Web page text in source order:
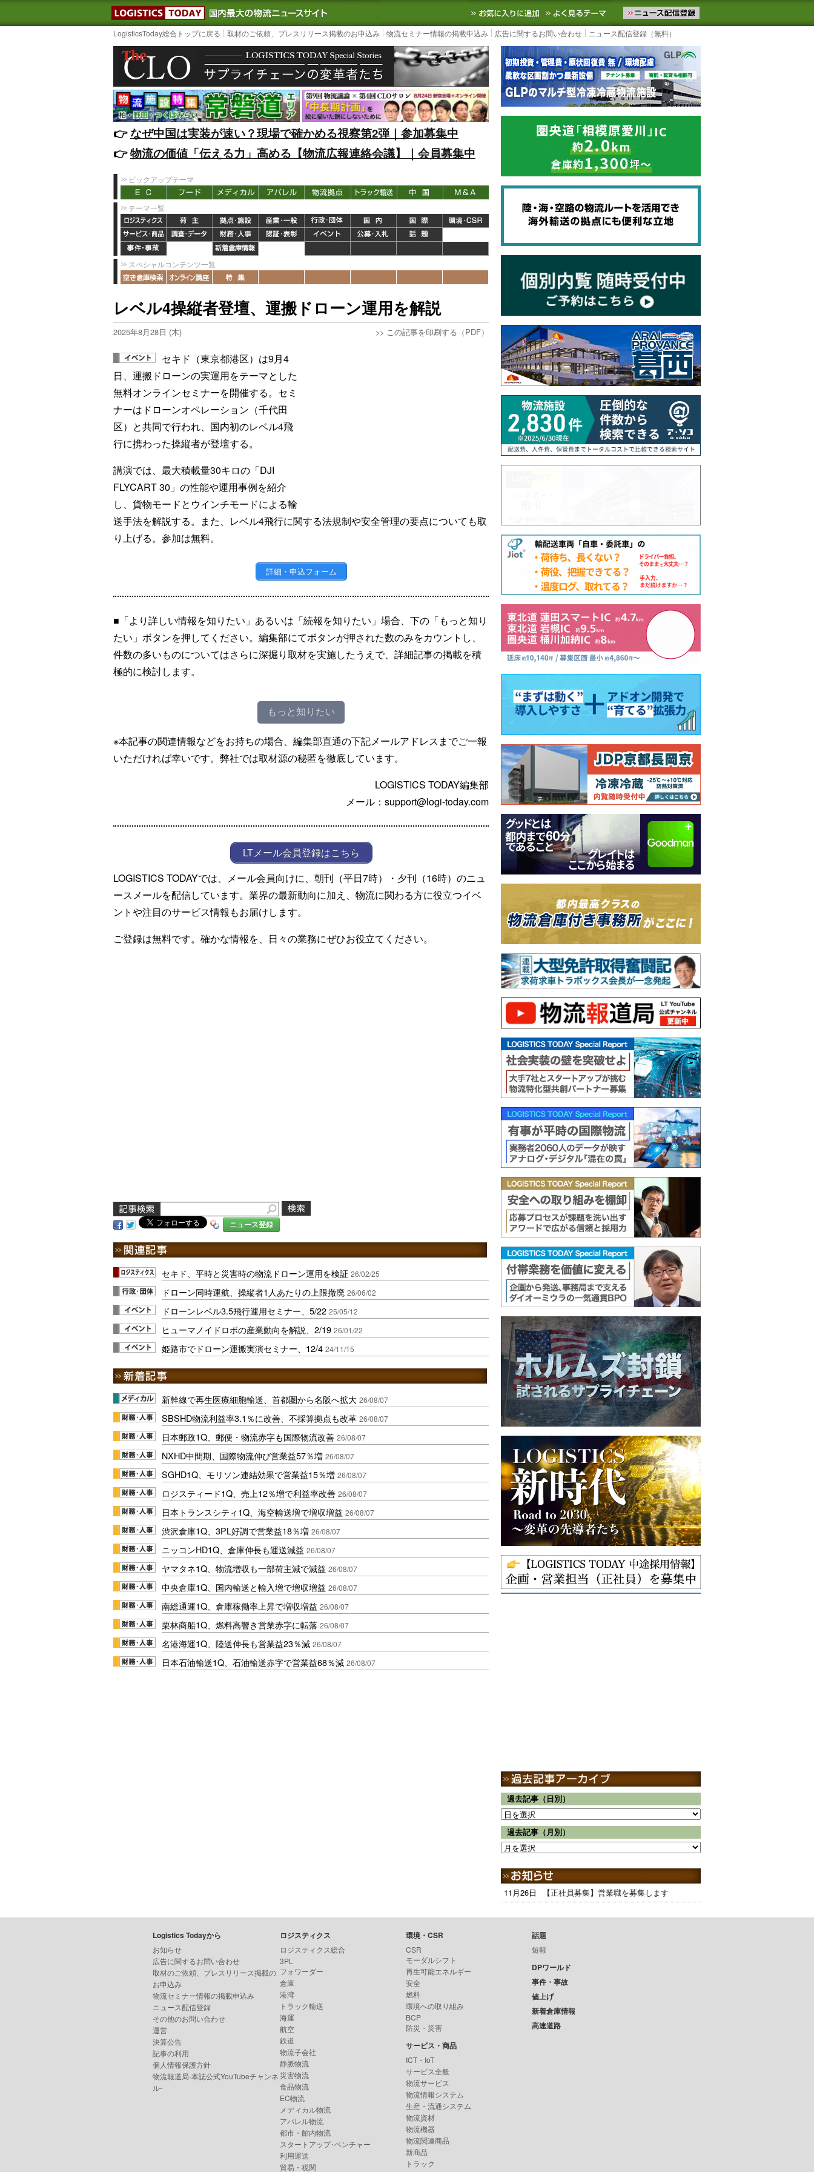
LOGISTICS TODAY｜国内最大の物流ニュースサイト3PL, SCMなど国内外の最新の物流ニュースをお届けします。物流ニュースメール配信を登録す
お気に入りに追加 よく見るテーマ
LogisticsToday総合トップに戻る 取材のご依頼、プレスリリース掲載のお申込み 物流セミナー情報の掲載申込み 広告に関するお問い合わせ ニュース配信登録（無料）
👉️なぜ中国は実装が速い？現場で確かめる視察第2弾｜参加募集中
👉️物流の価値「伝える力」高める【物流広報連絡会議】｜会員募集中
ピックアップテーマ
テーマ一覧
スペシャルコンテンツ一覧
レベル4操縦者登壇、運搬ドローン運用を解説
2025年8月28日 (木) >> この記事を印刷する（PDF）
セキド（東京都港区）は9月4
日、運搬ドローンの実運用をテーマとした
無料オンラインセミナーを開催する。セミ
ナーはドローンオペレーション（千代田
区）と共同で行われ、国内初のレベル4飛
行に携わった操縦者が登壇する。
講演では、最大積載量30キロの「DJI
FLYCART 30」の性能や運用事例を紹介
し、貨物モードとウインチモードによる輸
送手法を解説する。また、レベル4飛行に関する法規制や安全管理の要点についても取
り上げる。参加は無料。
詳細・申込フォーム
■「より詳しい情報を知りたい」あるいは「続報を知りたい」場合、下の「もっと知り
たい」ボタンを押してください。編集部にてボタンが押された数のみをカウントし、
件数の多いものについてはさらに深掘り取材を実施したうえで、詳細記事の掲載を積
極的に検討します。
もっと知りたい
※本記事の関連情報などをお持ちの場合、編集部直通の下記メールアドレスまでご一報
いただければ幸いです。弊社では取材源の秘匿を徹底しています。
LOGISTICS TODAY編集部
メール：support@logi-today.com
LTメール会員登録はこちら
LOGISTICS TODAYでは、メール会員向けに、朝刊（平日7時）・夕刊（16時）のニュ
ースメールを配信しています。業界の最新動向に加え、物流に関わる方に役立つイベ
ントや注目のサービス情報もお届けします。
ご登録は無料です。確かな情報を、日々の業務にぜひお役立てください。
ニュース登録
セキド、平時と災害時の物流ドローン運用を検証 26/02/25
ドローン同時運航、操縦者1人あたりの上限撤廃 26/06/02
ドローンレベル3.5飛行運用セミナー、5/22 25/05/12
ヒューマノイドロボの産業動向を解説、2/19 26/01/22
姫路市でドローン運搬実演セミナー、12/4 24/11/15
新幹線で再生医療細胞輸送、首都圏から名阪へ拡大 26/08/07
SBSHD物流利益率3.1％に改善、不採算拠点も改革 26/08/07
日本郵政1Q、郵便・物流赤字も国際物流改善 26/08/07
NXHD中間期、国際物流伸び営業益57％増 26/08/07
SGHD1Q、モリソン連結効果で営業益15％増 26/08/07
ロジスティード1Q、売上12％増で利益率改善 26/08/07
日本トランスシティ1Q、海空輸送増で増収増益 26/08/07
渋沢倉庫1Q、3PL好調で営業益18％増 26/08/07
ニッコンHD1Q、倉庫伸長も運送減益 26/08/07
ヤマタネ1Q、物流増収も一部荷主減で減益 26/08/07
中央倉庫1Q、国内輸送と輸入増で増収増益 26/08/07
南総通運1Q、倉庫稼働率上昇で増収増益 26/08/07
栗林商船1Q、燃料高響き営業赤字に転落 26/08/07
名港海運1Q、陸送伸長も営業益23％減 26/08/07
日本石油輸送1Q、石油輸送赤字で営業益68％減 26/08/07
過去記事（日別）
過去記事（月別）
11月26日 【正社員募集】営業職を募集します
Logistics Todayから
お知らせ
広告に関するお問い合わせ
取材のご依頼、プレスリリース掲載の
お申込み
物流セミナー情報の掲載申込み
ニュース配信登録
その他のお問い合わせ
運営
決算公告
記事の利用
個人情報保護方針
物流報道局-本誌公式YouTubeチャンネ
ル-
ロジスティクス
ロジスティクス総合
3PL
フォワーダー
倉庫
港湾
トラック輸送
海運
航空
鉄道
物流子会社
静脈物流
災害物流
食品物流
EC物流
メディカル物流
アパレル物流
都市・館内物流
スタートアップ･ベンチャー
利用運送
貿易・税関
環境・CSR
CSR
モーダルシフト
再生可能エネルギー
安全
燃料
環境への取り組み
BCP
防災・災害
サービス・商品
ICT・IoT
サービス全般
物流サービス
物流情報システム
生産・流通システム
物流資材
物流機器
物流関連商品
新商品
トラック
話題
短報
DPワールド
事件・事故
値上げ
新着倉庫情報
高速道路